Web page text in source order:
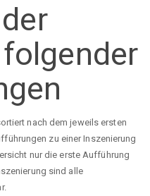
nach dem jeweils ersten
zu einer Inszenierung
nur die erste Aufführung
sind alle